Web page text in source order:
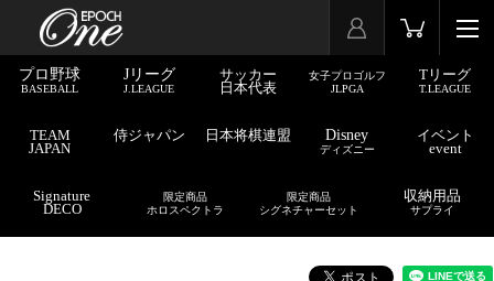
プロ野球
BASEBALL
Jリーグ
J.LEAGUE
サッカー
日本代表
女子プロゴルフ
JLPGA
Tリーグ
T.LEAGUE
TEAM
JAPAN
侍ジャパン 日本将棋連盟 Disney
ディズニー
イベント
event
Signature
DECO
限定商品
ホロスペクトラ
限定商品
シグネチャーセット
収納用品
サプライ